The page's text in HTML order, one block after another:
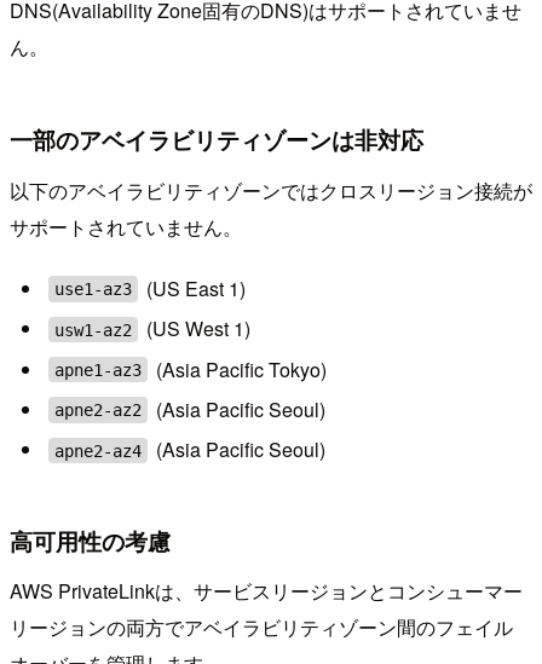
DNS(Availability Zone固有のDNS)はサポートされていませ
ん。
一部のアベイラビリティゾーンは非対応
以下のアベイラビリティゾーンではクロスリージョン接続が
サポートされていません。
use1-az3 (US East 1)
usw1-az2 (US West 1)
apne1-az3 (Asia Pacific Tokyo)
apne2-az2 (Asia Pacific Seoul)
apne2-az4 (Asia Pacific Seoul)
高可用性の考慮
AWS PrivateLinkは、サービスリージョンとコンシューマー
リージョンの両方でアベイラビリティゾーン間のフェイル